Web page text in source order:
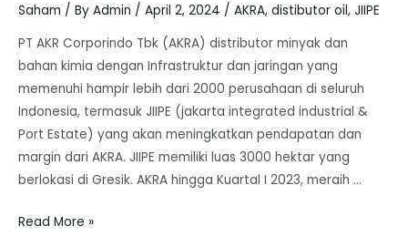
Saham / By Admin / April 2, 2024 / AKRA, distibutor oil, JIIPE
PT AKR Corporindo Tbk (AKRA) distributor minyak dan
bahan kimia dengan Infrastruktur dan jaringan yang
memenuhi hampir lebih dari 2000 perusahaan di seluruh
Indonesia, termasuk JIIPE (jakarta integrated industrial &
Port Estate) yang akan meningkatkan pendapatan dan
margin dari AKRA. JIIPE memiliki luas 3000 hektar yang
berlokasi di Gresik. AKRA hingga Kuartal I 2023, meraih …
Read More »